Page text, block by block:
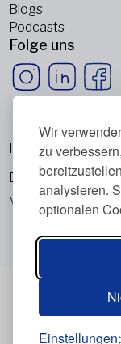
Wir
zu
analysieren.
optionalen
Einstellungen
Blogs
Podcasts
Folge uns
Metabolic Balance
Impressum